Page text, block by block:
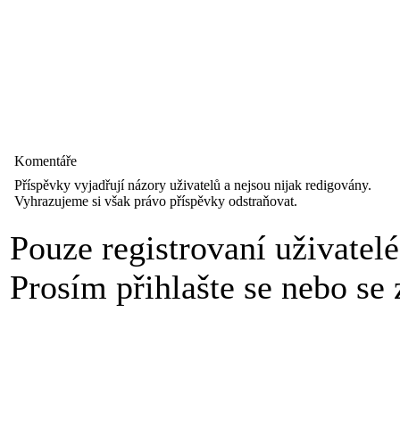
Komentáře
Příspěvky vyjadřují názory uživatelů a nejsou nijak redigovány.
Vyhrazujeme si však právo příspěvky odstraňovat.
Pouze registrovaní
Prosím přihlašte se nebo